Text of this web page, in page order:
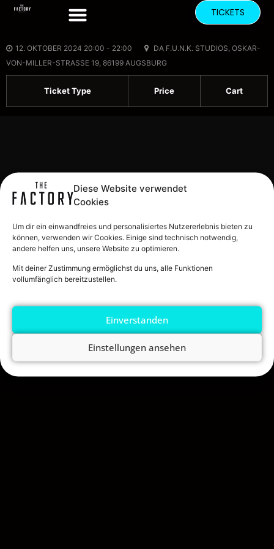
Diese Website verwendet
Cookies
Um dir ein einwandfreies und personalisiertes Nutzererlebnis bieten zu
können, verwenden wir Cookies. Einige sind technisch notwendig,
andere helfen uns, unsere Website zu optimieren.
Mit deiner Zustimmung ermöglichst du uns, alle Funktionen
vollumfänglich bereitzustellen.
Einverstanden
Einstellungen ansehen
TICKETS
12. OKTOBER 2024 20:00 - 22:00
DA F.U.N.K. STUDIOS, OSKAR-
VON-MILLER-STRASSE 19, 86199 AUGSBURG
Ticket Type Price Cart
INFOS
DATENSCHUTZERKLÄRUNG